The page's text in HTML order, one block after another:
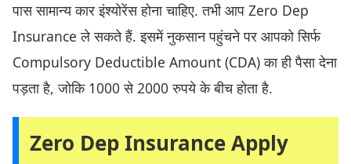
पास सामान्य कार इंश्योरेंस होना चाहिए. तभी आप Zero Dep
Insurance ले सकते हैं. इसमें नुकसान पहुंचने पर आपको सिर्फ
Compulsory Deductible Amount (CDA) का ही पैसा देना
पड़ता है, जोकि 1000 से 2000 रुपये के बीच होता है.
Zero Dep Insurance Apply